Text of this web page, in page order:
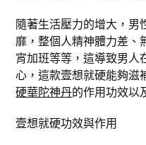
隨著生活壓力的增大，男
靡，整個人精神體力差、
宵加班等等，這導致男人
心，這款壹想就硬能夠滋
硬華陀神丹的作用功效以
壹想就硬功效與作用